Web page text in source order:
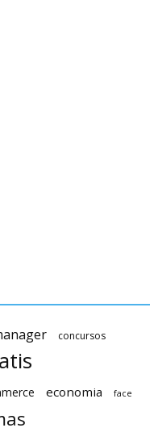
concursos
economia face